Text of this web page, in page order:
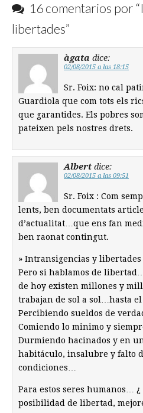
16 comentarios por “
libertades”
àgata dice:
02/08/2015 a las 18:15
Sr. Foix: no cal
Guardiola que com tots els
que garantides. Els pobres
pateixen pels nostres drets.
Albert dice:
02/08/2015 a las 09:51
Sr. Foix : Com
lents, ben documentats
d’actualitat…que ens fan
ben raonat contingut.
» Intransigencias y
Pero si hablamos de
de hoy existen millones y
trabajan de sol a sol…hasta el
Percibiendo sueldos de
Comiendo lo minimo y
Durmiendo hacinados y en
habitáculo, insalubre y falto
condiciones…
Para estos seres humanos… ¿
posibilidad de libertad,